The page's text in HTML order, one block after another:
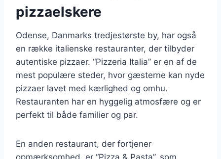
pizzaelskere
Odense, Danmarks tredjestørste by, har også
en række italienske restauranter, der tilbyder
autentiske pizzaer. “Pizzeria Italia” er en af de
mest populære steder, hvor gæsterne kan nyde
pizzaer lavet med kærlighed og omhu.
Restauranten har en hyggelig atmosfære og er
perfekt til både familier og par.
En anden restaurant, der fortjener
opmærksomhed, er “Pizza & Pasta”, som